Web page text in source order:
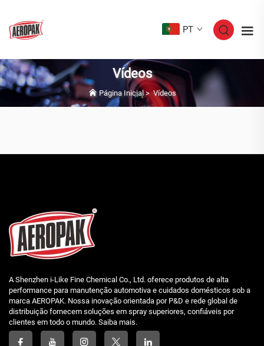
PT
Vídeos
Página Inicial>Vídeos
A Shenzhen i-Like Fine Chemical Co., Ltd. oferece produtos de alta
performance para manutenção automotiva e cuidados domésticos sob a
marca AEROPAK. Nossa inovação orientada por P&D e rede global de
distribuição fornecem soluções em spray superiores, confiáveis por
clientes em todo o mundo. Saiba mais.